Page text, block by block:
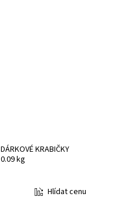
DÁRKOVÉ KRABIČKY
0.09 kg
Hlídat cenu